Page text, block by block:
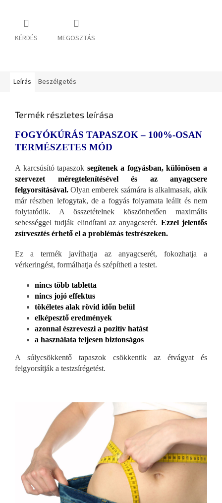
KÉRDÉS MEGOSZTÁS
Leírás Beszélgetés
Termék részletes leírása
FOGYÓKÚRÁS TAPASZOK – 100%-OSAN
TERMÉSZETES MÓD
A karcsúsító tapaszok segítenek a fogyásban, különösen a
szervezet méregtelenítésével és az anyagcsere
felgyorsításával. Olyan emberek számára is alkalmasak, akik
már részben lefogytak, de a fogyás folyamata leállt és nem
folytatódik. A összetételnek köszönhetően maximális
sebességgel tudják elindítani az anyagcserét. Ezzel jelentős
zsírvesztés érhető el a problémás testrészeken.
Ez a termék javíthatja az anyagcserét, fokozhatja a
vérkeringést, formálhatja és szépítheti a testet.
nincs több tabletta
nincs jojó effektus
tökéletes alak rövid időn belül
elképesztő eredmények
azonnal észreveszi a pozitív hatást
a használata teljesen biztonságos
A súlycsökkentő tapaszok csökkentik az étvágyat és
felgyorsítják a testzsírégetést.